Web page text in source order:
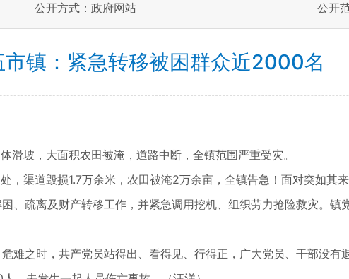
公开方式：政府网站 公开
市镇：紧急转移被困群众近2000名
坡，大面积农田被淹，道路中断，全镇范围严重受灾。
，渠道毁损1.7万余米，农田被淹2万余亩，全镇告急！面对突如其
、疏离及财产转移工作，并紧急调用挖机、组织劳力抢险救灾。镇
难之时，共产党员站得出、看得见、行得正，广大党员、干部没